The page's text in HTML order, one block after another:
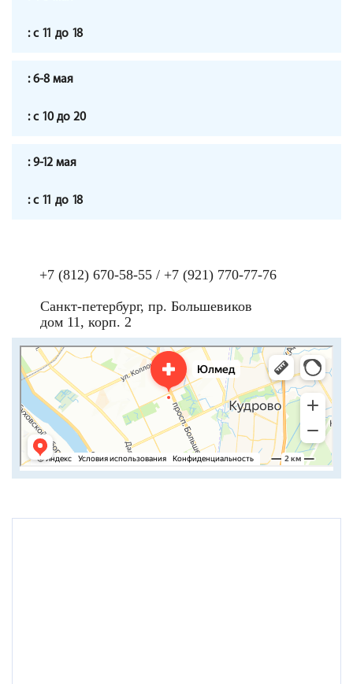
с 11 до 18
6-8 мая
с 10 до 20
9-12 мая
с 11 до 18
+7 (812) 670-58-55 / +7 (921) 770-77-76
Санкт-петербург, пр. Большевиков
дом 11, корп. 2